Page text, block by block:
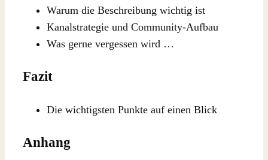
Warum die Beschreibung wichtig ist
Kanalstrategie und Community-Aufbau
Was gerne vergessen wird …
Fazit
Die wichtigsten Punkte auf einen Blick
Anhang